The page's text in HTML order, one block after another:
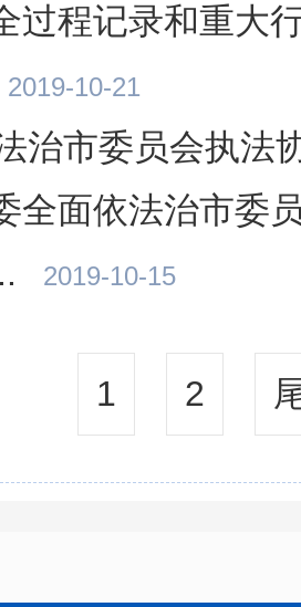
过程记录和重大
2019-10-21
治市委员会执法
全面依法治市委
2019-10-15
1 2